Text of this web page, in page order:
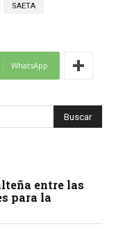
SAETA
WhatsApp
entre las
para la